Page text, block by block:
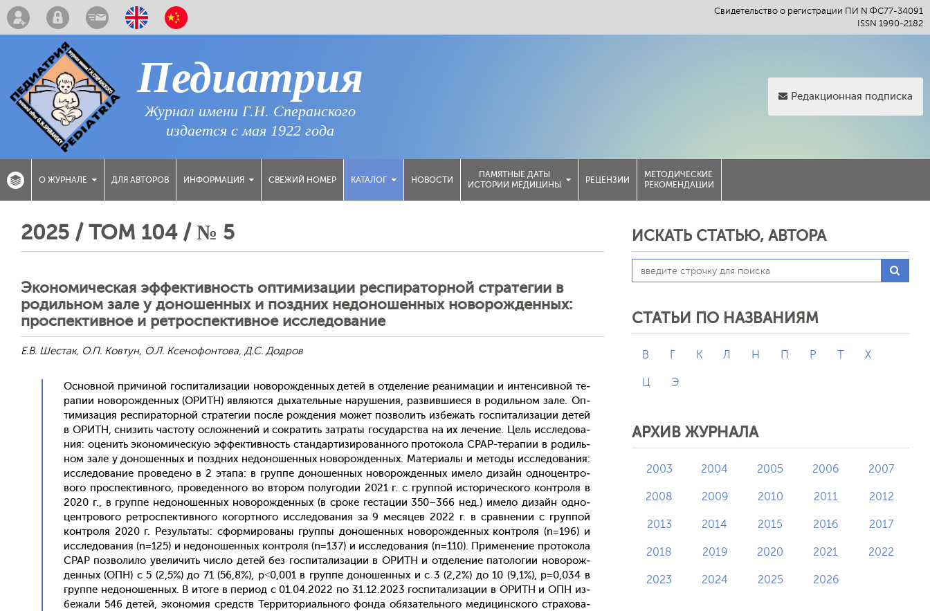
Свидетельство о регистрации ПИ N ФС77-34091
ISSN 1990-2182
Педиатрия
Журнал имени Г.Н. Сперанского
издается с мая 1922 года
Редакционная подписка
О ЖУРНАЛЕ ДЛЯ АВТОРОВ ИНФОРМАЦИЯ СВЕЖИЙ НОМЕР КАТАЛОГ НОВОСТИ
ПАМЯТНЫЕ ДАТЫ
ИСТОРИИ МЕДИЦИНЫ
РЕЦЕНЗИИ
МЕТОДИЧЕСКИЕ
РЕКОМЕНДАЦИИ
2025 / ТОМ 104 / № 5
Экономическая эффективность оптимизации респираторной стратегии в
родильном зале у доношенных и поздних недоношенных новорожденных:
проспективное и ретроспективное исследование
Е.В. Шестак, О.П. Ковтун, О.Л. Ксенофонтова, Д.С. Додров
Ос­новной при­чиной гос­пи­тали­зации но­ворож­денных де­тей в от­де­ление ре­ани­мации и ин­тенсив­ной те­
рапии но­ворож­денных (ОРИТН) яв­ля­ют­ся ды­хатель­ные на­руше­ния, раз­вивши­еся в ро­диль­ном за­ле. Оп­
ти­миза­ция рес­пи­ратор­ной стра­тегии пос­ле рож­де­ния мо­жет поз­во­лить из­бе­жать гос­пи­тали­зации де­тей
в ОРИТН, сни­зить час­то­ту ос­ложне­ний и сок­ра­тить зат­ра­ты го­сударс­тва на их ле­чение. Цель ис­сле­дова­
ния: оце­нить эко­номи­чес­кую эф­фектив­ность стан­дарти­зиро­ван­но­го про­токо­ла СРАР-те­рапии в ро­диль­
ном за­ле у до­ношен­ных и поз­дних не­доно­шен­ных но­ворож­денных. Ма­тери­алы и ме­тоды ис­сле­дова­ния:
ис­сле­дова­ние про­веде­но в 2 эта­па: в груп­пе до­ношен­ных но­ворож­денных име­ло ди­зайн од­но­цен­тро­
вого прос­пектив­но­го, про­веден­но­го во вто­ром по­луго­дии 2021 г. с груп­пой ис­то­ричес­ко­го кон­тро­ля в
2020 г., в груп­пе не­доно­шен­ных но­ворож­денных (в сро­ке гес­та­ции 350–366 нед.) име­ло ди­зайн од­но­
цен­тро­вого рет­роспек­тивно­го ко­гор­тно­го ис­сле­дова­ния за 9 ме­сяцев 2022 г. в срав­не­нии с груп­пой
кон­тро­ля 2020 г. Ре­зуль­та­ты: сфор­ми­рова­ны груп­пы до­ношен­ных но­ворож­денных кон­тро­ля (n=196) и
ис­сле­дова­ния (n=125) и не­доно­шен­ных кон­тро­ля (n=137) и ис­сле­дова­ния (n=110). При­мене­ние про­токо­ла
СРАР поз­во­лило уве­личить чис­ло де­тей без гос­пи­тали­зации в ОРИТН и от­де­ление па­толо­гии но­ворож­
денных (ОПН) с 5 (2,5%) до 71 (56,8%), р˂0,001 в груп­пе до­ношен­ных и с 3 (2,2%) до 10 (9,1%), р=0,034 в
груп­пе не­доно­шен­ных. В ито­ге в пе­ри­од с 01.04.2022 по 31.12.2023 гос­пи­тали­зации в ОРИТН и ОПН из­
бе­жали 546 де­тей, эко­номия средств Тер­ри­тори­аль­но­го фон­да обя­затель­но­го ме­дицин­ско­го стра­хова­
ИСКАТЬ СТАТЬЮ, АВТОРА
СТАТЬИ ПО НАЗВАНИЯМ
В Г К Л Н П Р Т Х
Ц Э
АРХИВ ЖУРНАЛА
2003 2004 2005 2006 2007
2008 2009 2010 2011 2012
2013 2014 2015 2016 2017
2018 2019 2020 2021 2022
2023 2024 2025 2026